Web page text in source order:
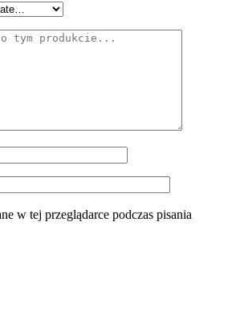
w tej przeglądarce podczas pisania